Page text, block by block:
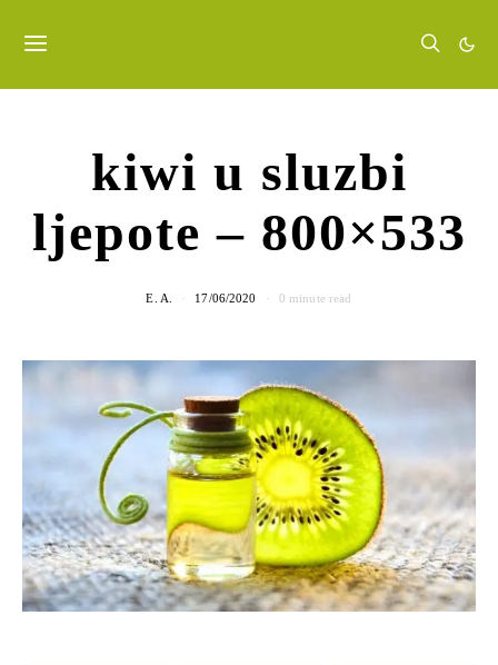
kiwi u sluzbi
ljepote – 800×533
E. A. 17/06/2020 0 minute read